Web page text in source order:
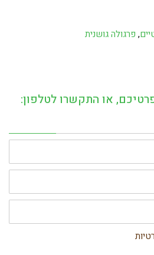
, פרגולה גושנית
או התקשרו לטלפון: